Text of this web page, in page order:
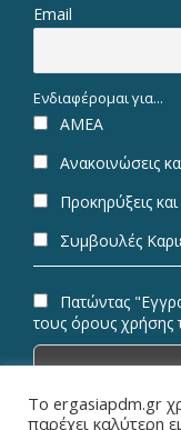
Email
Ενδιαφέρομαι για...
ΑΜΕΑ
Ανακοινώσεις
Προκηρύξεις
Συμβουλές
Πατώντας
τους όρους χρήσης
Το ergasiapdm.gr
παρέχει καλύτερη